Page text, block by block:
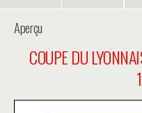
Aperçu
COUPE DU